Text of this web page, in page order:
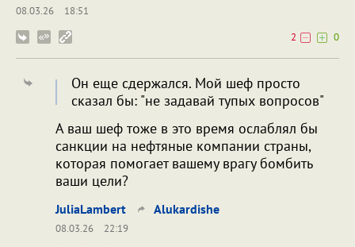
08.03.26
18:51
2
0
Он еще сдержался. Мой шеф просто
сказал бы: "не задавай тупых вопросов"
А ваш шеф тоже в это время ослаблял бы
санкции на нефтяные компании страны,
которая помогает вашему врагу бомбить
ваши цели?
JuliaLambert Alukardishe
08.03.26
22:19